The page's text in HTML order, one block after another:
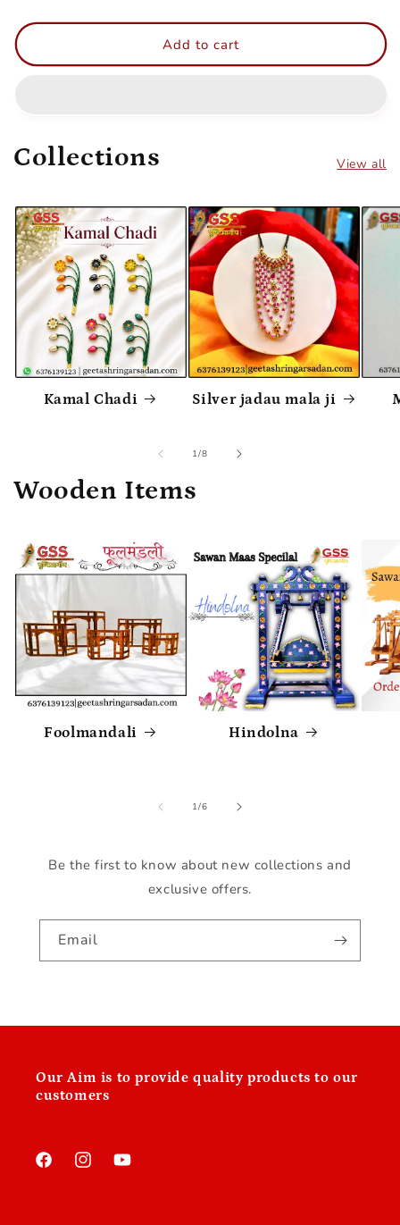
keri
keri
Add to cart
Collections View all
Kamal Chadi Silver jadau mala ji
1/of
8
Wooden Items
Foolmandali Hindolna
1/of
6
Be the first to know about new collections and
exclusive offers.
Email
Our Aim is to provide quality products to our
customers
FacebookInstagramYouTube